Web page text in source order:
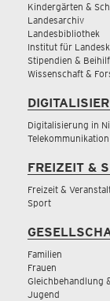
Kindergärten &
Landesarchiv
Landesbibliothek
Institut für
Stipendien &
Wissenschaft &
Digitalisierung in
Telekommunikation
FREIZEIT &
Freizeit &
Sport
Familien
Frauen
Gleichbehandlung
Jugend